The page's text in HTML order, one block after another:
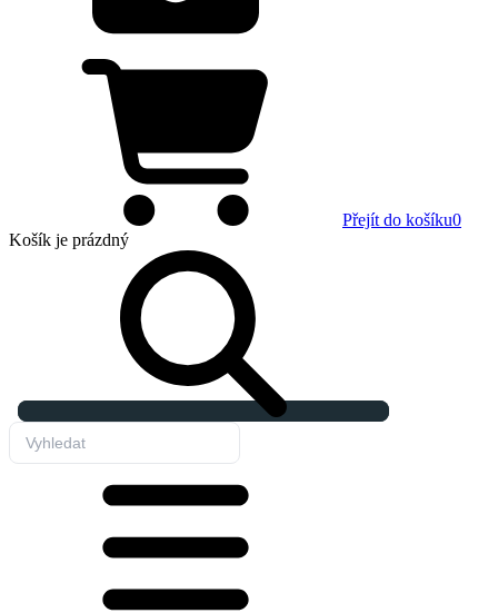
Přejít do košíku0
Košík je prázdný